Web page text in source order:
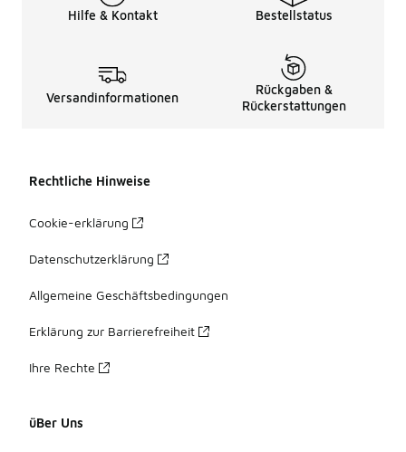
Hilfe & Kontakt Bestellstatus
Versandinformationen
Rückgaben &
Rückerstattungen
Rechtliche Hinweise
Cookie-erklärung
Datenschutzerklärung
Allgemeine Geschäftsbedingungen
Erklärung zur Barrierefreiheit
Ihre Rechte
üBer Uns